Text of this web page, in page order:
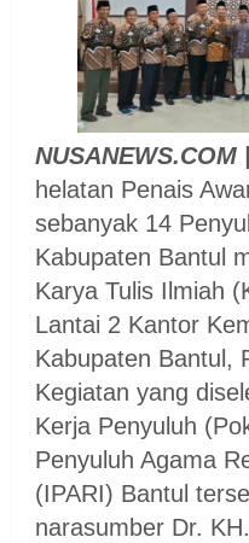
NUSANEWS.COM
helatan Penais
sebanyak 14
Kabupaten Bantul
Karya Tulis Ilmiah
Lantai 2 Kantor
Kabupaten Bantul,
Kegiatan yang
Kerja Penyuluh
Penyuluh Agama
(IPARI) Bantul
narasumber Dr.